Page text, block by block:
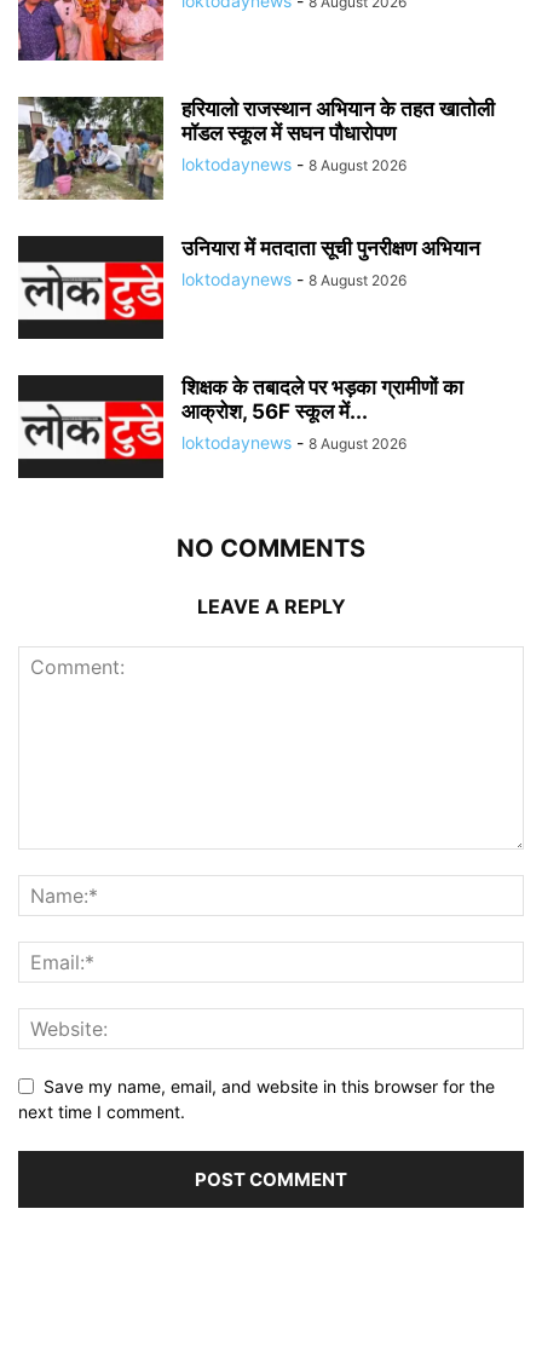
हरियालो राजस्थान अभियान के तहत खातोली
मॉडल स्कूल में सघन पौधारोपण
loktodaynews - 8 August 2026
उनियारा में मतदाता सूची पुनरीक्षण अभियान
loktodaynews - 8 August 2026
शिक्षक के तबादले पर भड़का ग्रामीणों का
आक्रोश, 56F स्कूल में...
loktodaynews - 8 August 2026
NO COMMENTS
LEAVE A REPLY
Save my name, email, and website in this browser for the
next time I comment.